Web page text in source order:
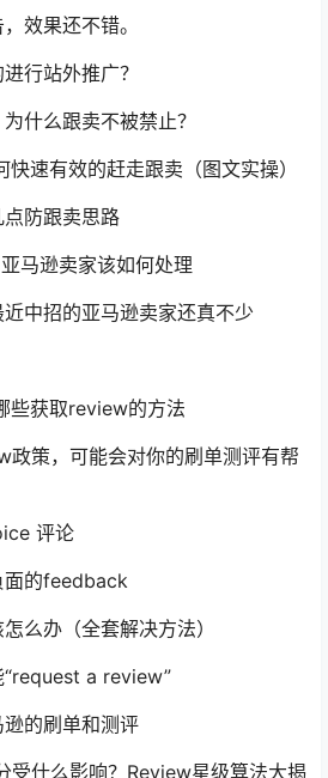
效果还不错。
行站外推广？
什么跟卖不被禁止？
速有效的赶走跟卖（图文实操）
防跟卖思路
马逊卖家该如何处理
中招的亚马逊卖家还真不少
些获取review的方法
政策，可能会对你的刷单测评有帮
评论
面的feedback
么办（全套解决方法）
“request a review”
的刷单和测评
受什么影响？Review星级算法大揭